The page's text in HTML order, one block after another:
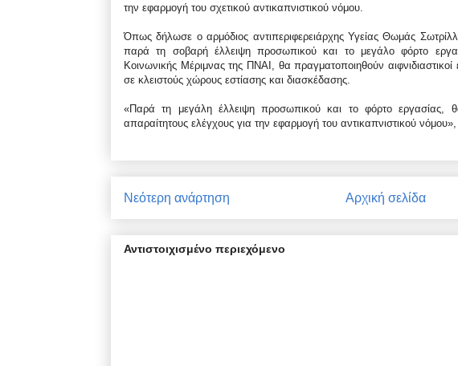
την εφαρμογή του σχετικού αντικαπνιστικού νόμου.
Όπως δήλωσε ο αρμόδιος αντιπεριφερειάρχης Υγείας Θωμάς
παρά τη σοβαρή έλλειψη προσωπικού και το μεγάλο φόρτο
Κοινωνικής Μέριμνας της ΠΝΑΙ, θα πραγματοποιηθούν
σε κλειστούς χώρους εστίασης και διασκέδασης.
«Παρά τη μεγάλη έλλειψη προσωπικού και το φόρτο εργασίας,
απαραίτητους ελέγχους για την εφαρμογή του αντικαπνιστικού
Νεότερη ανάρτηση Αρχική σελίδα
Αντιστοιχισμένο περιεχόμενο